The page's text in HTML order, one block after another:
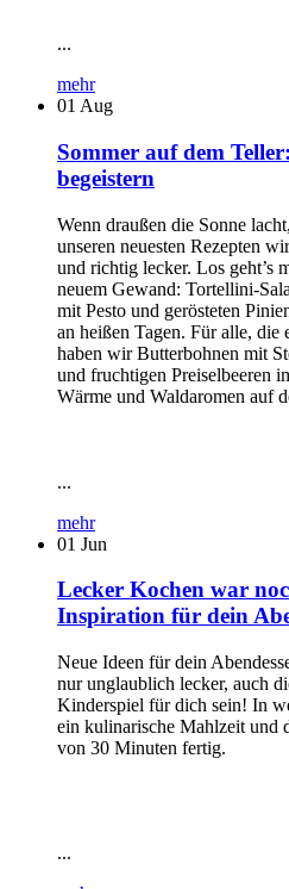
...
mehr
01 Aug
Sommer auf dem
begeistern
Wenn draußen die Sonne
unseren neuesten Rezepten
und richtig lecker. Los geht’s
neuem Gewand: Tortellini-
mit Pesto und gerösteten
an heißen Tagen. Für alle, die
haben wir Butterbohnen mit
und fruchtigen Preiselbeeren
Wärme und Waldaromen auf
...
mehr
01 Jun
Lecker Kochen war
Inspiration für dein
Neue Ideen für dein
nur unglaublich lecker, auch
Kinderspiel für dich sein! In
ein kulinarische Mahlzeit und
von 30 Minuten fertig.
...